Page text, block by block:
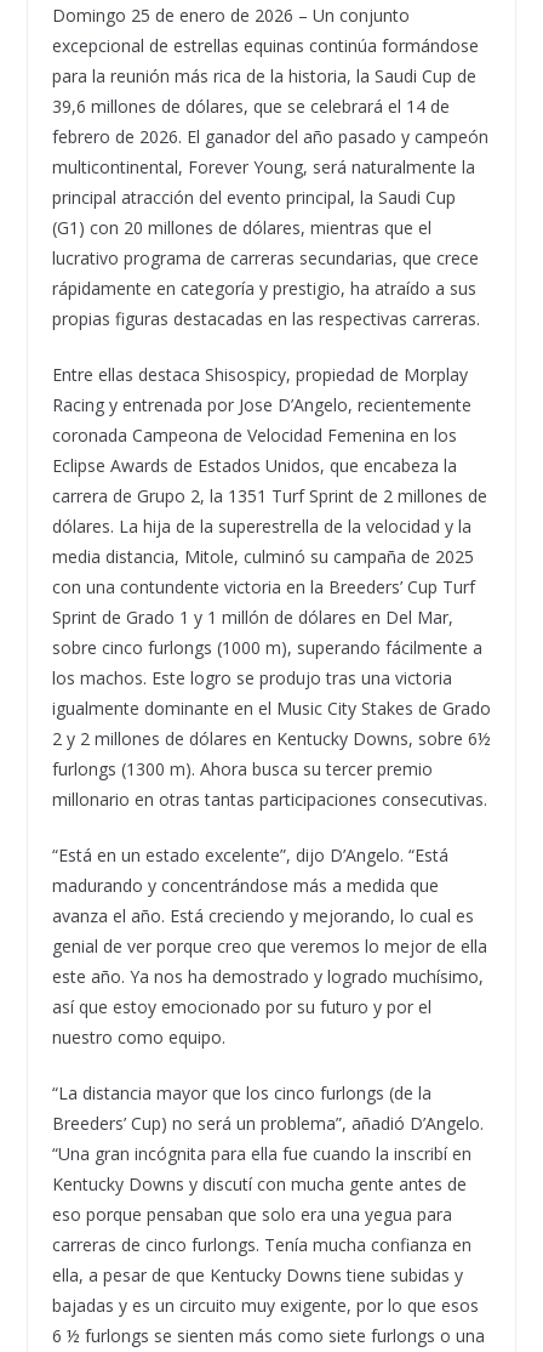
Domingo 25 de enero de 2026 – Un conjunto
excepcional de estrellas equinas continúa formándose
para la reunión más rica de la historia, la Saudi Cup de
39,6 millones de dólares, que se celebrará el 14 de
febrero de 2026. El ganador del año pasado y campeón
multicontinental, Forever Young, será naturalmente la
principal atracción del evento principal, la Saudi Cup
(G1) con 20 millones de dólares, mientras que el
lucrativo programa de carreras secundarias, que crece
rápidamente en categoría y prestigio, ha atraído a sus
propias figuras destacadas en las respectivas carreras.
Entre ellas destaca Shisospicy, propiedad de Morplay
Racing y entrenada por Jose D’Angelo, recientemente
coronada Campeona de Velocidad Femenina en los
Eclipse Awards de Estados Unidos, que encabeza la
carrera de Grupo 2, la 1351 Turf Sprint de 2 millones de
dólares. La hija de la superestrella de la velocidad y la
media distancia, Mitole, culminó su campaña de 2025
con una contundente victoria en la Breeders’ Cup Turf
Sprint de Grado 1 y 1 millón de dólares en Del Mar,
sobre cinco furlongs (1000 m), superando fácilmente a
los machos. Este logro se produjo tras una victoria
igualmente dominante en el Music City Stakes de Grado
2 y 2 millones de dólares en Kentucky Downs, sobre 6½
furlongs (1300 m). Ahora busca su tercer premio
millonario en otras tantas participaciones consecutivas.
“Está en un estado excelente”, dijo D’Angelo. “Está
madurando y concentrándose más a medida que
avanza el año. Está creciendo y mejorando, lo cual es
genial de ver porque creo que veremos lo mejor de ella
este año. Ya nos ha demostrado y logrado muchísimo,
así que estoy emocionado por su futuro y por el
nuestro como equipo.
“La distancia mayor que los cinco furlongs (de la
Breeders’ Cup) no será un problema”, añadió D’Angelo.
“Una gran incógnita para ella fue cuando la inscribí en
Kentucky Downs y discutí con mucha gente antes de
eso porque pensaban que solo era una yegua para
carreras de cinco furlongs. Tenía mucha confianza en
ella, a pesar de que Kentucky Downs tiene subidas y
bajadas y es un circuito muy exigente, por lo que esos
6 ½ furlongs se sienten más como siete furlongs o una